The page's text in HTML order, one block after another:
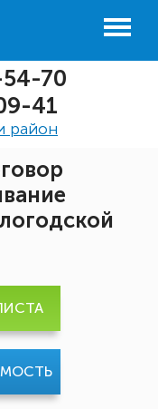
70
41
район